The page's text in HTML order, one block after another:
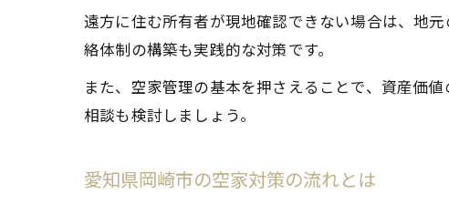
遠方に住む所有者が現地確認できない場合は、地
絡体制の構築も実践的な対策です。
また、空家管理の基本を押さえることで、資産価
相談も検討しましょう。
愛知県岡崎市の空家対策の流れとは